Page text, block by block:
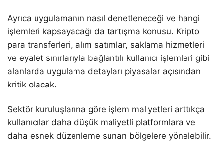
Ayrıca uygulamanın nasıl denetleneceği ve hangi
işlemleri kapsayacağı da tartışma konusu. Kripto
para transferleri, alım satımlar, saklama hizmetleri
ve eyalet sınırlarıyla bağlantılı kullanıcı işlemleri gibi
alanlarda uygulama detayları piyasalar açısından
kritik olacak.
Sektör kuruluşlarına göre işlem maliyetleri arttıkça
kullanıcılar daha düşük maliyetli platformlara ve
daha esnek düzenleme sunan bölgelere yönelebilir.